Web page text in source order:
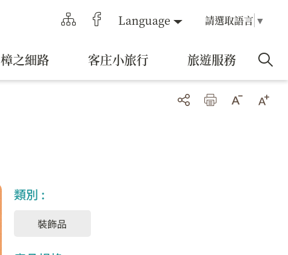
Language 請選取語言 ▼
樟之細路 客庄小旅行 旅遊服務
類別 :
裝飾品